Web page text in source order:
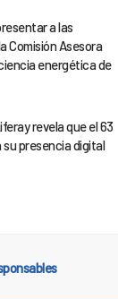
a las
Comisión Asesora
energética de
revela que el 63
su presencia digital